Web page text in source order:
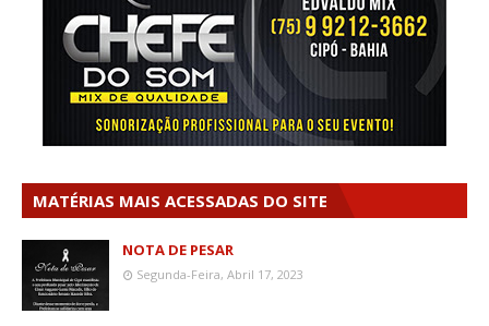
MATÉRIAS MAIS ACESSADAS DO SITE
NOTA DE PESAR
Segunda-Feira, Abril 17, 2023